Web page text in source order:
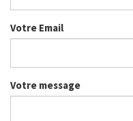
Votre Email
Votre message